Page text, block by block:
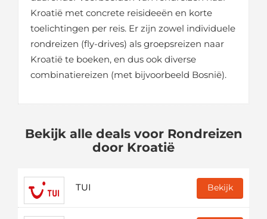
Kroatië met concrete reisideeën en korte
toelichtingen per reis. Er zijn zowel individuele
rondreizen (fly-drives) als groepsreizen naar
Kroatië te boeken, en dus ook diverse
combinatiereizen (met bijvoorbeeld Bosnië).
Bekijk alle deals voor Rondreizen
door Kroatië
TUI Bekijk